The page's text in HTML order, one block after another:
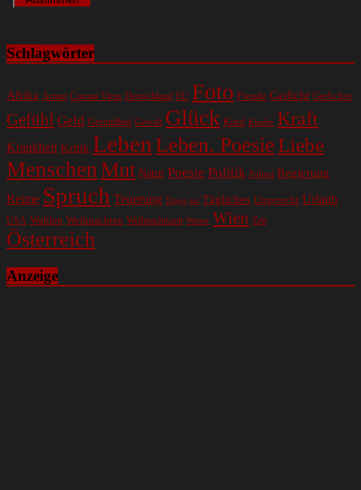
Schlagwörter
Afrika Armut Corona Virus Deutschland EU Foto Freude Gedicht Gedichte
Gefühl Geld Gesundheit Gewalt Glück Kind Kinder Kraft
Krankheit Kritik Leben Leben. Poesie Liebe
Menschen Mut Natur Poesie Politik Polizei Regierung
Reime Spruch Teuerung Tipps tot Tägliches Ungerecht Urlaub
USA Wahlen Weihnachten Weihnachtszeit Wetter Wien Zeit
Österreich
Anzeige